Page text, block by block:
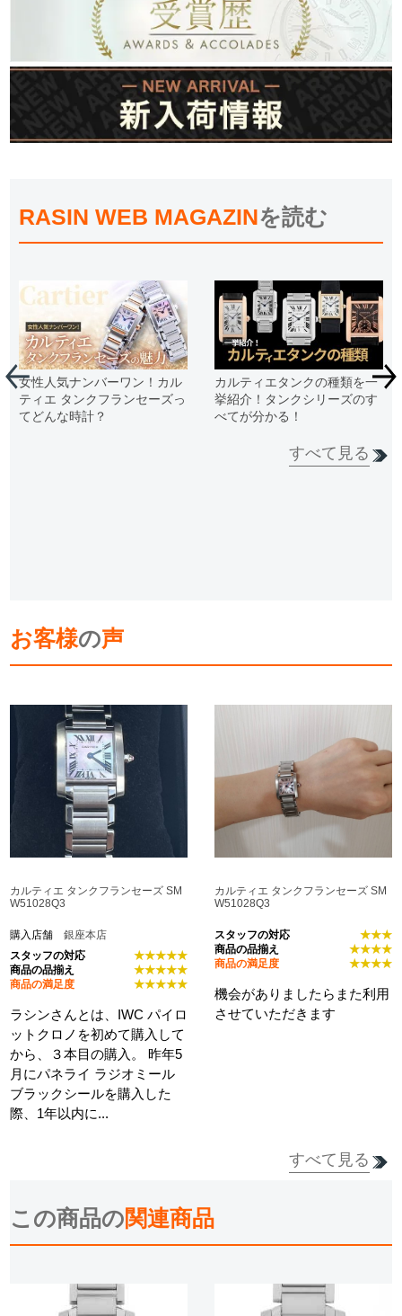
RASIN WEB MAGAZINを読む
女性人気ナンバーワン！カル
ティエ タンクフランセーズっ
てどんな時計？
カルティエタンクの種類を一
挙紹介！タンクシリーズのす
べてが分かる！
すべて見る
お客様の声
カルティエ タンクフランセーズ SM
W51028Q3
購入店舗銀座本店
スタッフの対応
★★★★★
商品の品揃え
★★★★★
商品の満足度
★★★★★
ラシンさんとは、IWC パイロ
ットクロノを初めて購入して
から、３本目の購入。 昨年5
月にパネライ ラジオミール
ブラックシールを購入した
際、1年以内に...
カルティエ タンクフランセーズ SM
W51028Q3
スタッフの対応
★★★
商品の品揃え
★★★★
商品の満足度
★★★★
機会がありましたらまた利用
させていただきます
すべて見る
この商品の関連商品